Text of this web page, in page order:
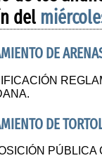
del
DE
DE
PÚBLICA